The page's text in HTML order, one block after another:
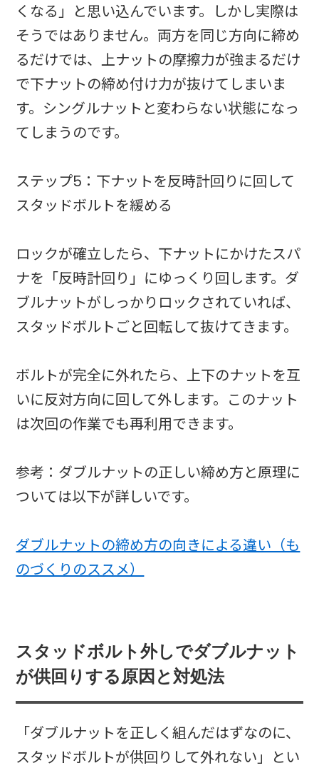
くなる」と思い込んでいます。しかし実際は
そうではありません。両方を同じ方向に締め
るだけでは、上ナットの摩擦力が強まるだけ
で下ナットの締め付け力が抜けてしまいま
す。シングルナットと変わらない状態になっ
てしまうのです。
ステップ5：下ナットを反時計回りに回して
スタッドボルトを緩める
ロックが確立したら、下ナットにかけたスパ
ナを「反時計回り」にゆっくり回します。ダ
ブルナットがしっかりロックされていれば、
スタッドボルトごと回転して抜けてきます。
ボルトが完全に外れたら、上下のナットを互
いに反対方向に回して外します。このナット
は次回の作業でも再利用できます。
参考：ダブルナットの正しい締め方と原理に
ついては以下が詳しいです。
ダブルナットの締め方の向きによる違い（も
のづくりのススメ）
スタッドボルト外しでダブルナット
が供回りする原因と対処法
「ダブルナットを正しく組んだはずなのに、
スタッドボルトが供回りして外れない」とい